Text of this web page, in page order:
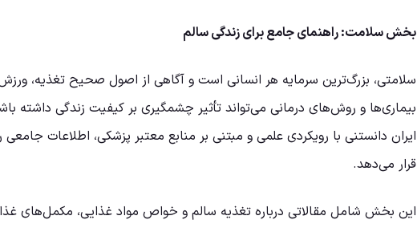
بخش سلامت: راهنمای جامع برای زندگی سالم
سلامتی، بزرگ‌ترین سرمایه هر انسانی است و آگاهی از اصول صحیح تغذیه،
بیماری‌ها و روش‌های درمانی می‌تواند تأثیر چشمگیری بر کیفیت زندگی
ایران دانستنی با رویکردی علمی و مبتنی بر منابع معتبر پزشکی، اطلاعات جامعی
قرار می‌دهد.
این بخش شامل مقالاتی درباره تغذیه سالم و خواص مواد غذایی، مکمل‌های